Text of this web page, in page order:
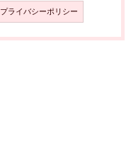
プライバシーポリシー